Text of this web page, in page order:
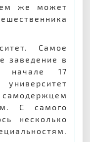
же может
Самое
заведение в
начале 17
С самого
несколько